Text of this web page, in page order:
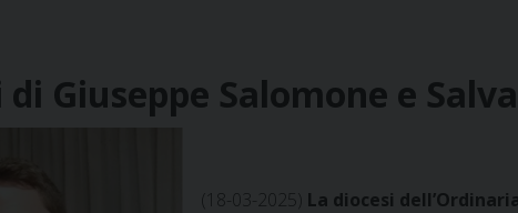
Giuseppe Salomone e
(18-03-2025) La diocesi